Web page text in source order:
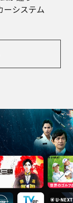
ーシステム